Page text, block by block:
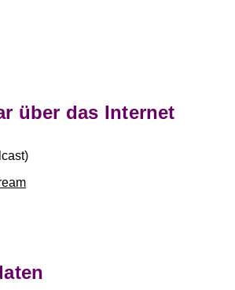
über das Internet